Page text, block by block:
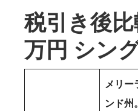
税引き後
万円 シン
メリー
ンド州。